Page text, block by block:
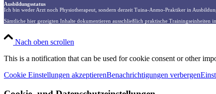
Ausbildungsstatus
Ich bin weder Arzt noch Physiotherapeut, sondern derzeit Tuina-Anmo-Praktiker in
Sämtliche hier gezeigten Inhalte dokumentieren ausschließlich praktische
Nach oben scrollen
This is a notification that can be used for cookie consent or other
Cookie Einstellungen akzeptierenBenachrichtigungen verbergen